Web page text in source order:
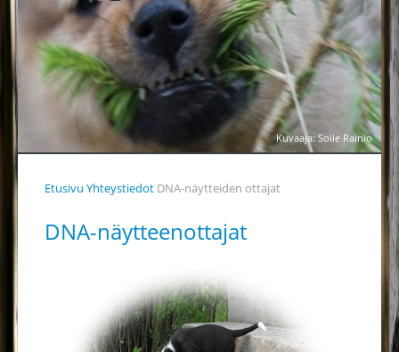
Kuvaaja: Soile Rainio
YHTEYSTIEDOT
YHTEINEN VUOSIKELLO
PALKINTOTUOMARIT
TIEDOTTAMINEN
Etusivu Yhteystiedot DNA-näytteiden ottajat
DNA-näytteenottajat